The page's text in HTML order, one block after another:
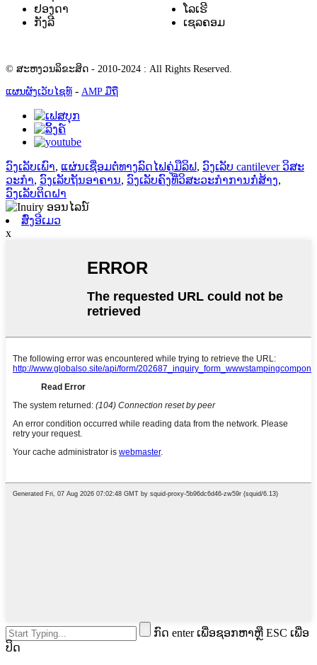
ຢອງດາ
ກັງລີ
ໂລເຮີ
ເຊລຄອມ
© ສະຫງວນລິຂະສິດ - 2010-2024 : All Rights Reserved.
ແຜນຜັງເວັບໄຊທ໌ - AMP ມືຖື
ວົງເລັບເພົາ, ແຜ່ນເຊື່ອມຕໍ່ທາງລົດໄຟຄູ່ມືລິຟ, ວົງເລັບ cantilever ວິສະ
ວະກໍາ, ວົງເລັບຖັນອາຄານ, ວົງເລັບຄົງທີ່ວິສະວະກໍາການກໍ່ສ້າງ,
ວົງເລັບຕິດຝາ
ສົ່ງອີເມວ
x
ກົດ enter ເພື່ອຊອກຫາຫຼື ESC ເພື່ອ
ປິດ